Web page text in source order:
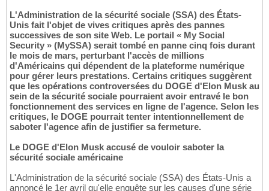
L'Administration de la sécurité sociale (SSA) des États-
Unis fait l'objet de vives critiques après des pannes
successives de son site Web. Le portail « My Social
Security » (MySSA) serait tombé en panne cinq fois durant
le mois de mars, perturbant l'accès de millions
d'Américains qui dépendent de la plateforme numérique
pour gérer leurs prestations. Certains critiques suggèrent
que les opérations controversées du DOGE d'Elon Musk au
sein de la sécurité sociale pourraient avoir entravé le bon
fonctionnement des services en ligne de l'agence. Selon les
critiques, le DOGE pourrait tenter intentionnellement de
saboter l'agence afin de justifier sa fermeture.
Le DOGE d'Elon Musk accusé de vouloir saboter la
sécurité sociale américaine
L'Administration de la sécurité sociale (SSA) des États-Unis a
annoncé le 1er avril qu'elle enquête sur les causes d'une série